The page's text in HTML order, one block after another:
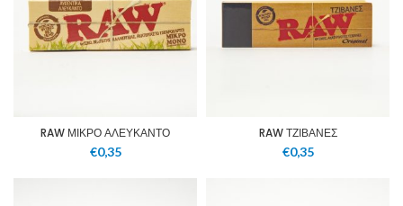
RAW ΜΙΚΡΟ ΑΛΕΥΚΑΝΤΟ
€0,35
RAW ΤΖΙΒΑΝΕΣ
€0,35